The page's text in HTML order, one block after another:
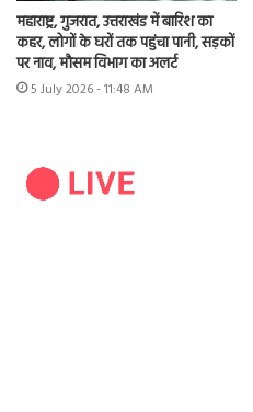
महाराष्ट्र, गुजरात, उत्तराखंड में बारिश का
कहर, लोगों के घरों तक पहुंचा पानी, सड़कों
पर नाव, मौसम विभाग का अलर्ट
5 July 2026 - 11:48 AM